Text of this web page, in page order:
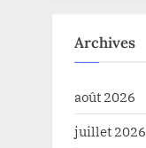
Archives
août 2026
juillet 2026